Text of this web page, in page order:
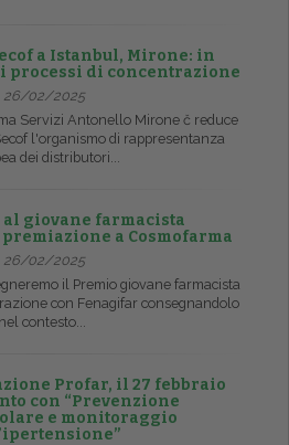
a Istanbul, Mirone: in
processi di concentrazione
26/02/2025
Servizi Antonello Mirone č reduce
l'organismo di rappresentanza
dei distributori...
al giovane farmacista
a Cosmofarma
26/02/2025
il Premio giovane farmacista
con Fenagifar consegnandolo
nel contesto...
Profar, il 27 febbraio
con “Prevenzione
e monitoraggio